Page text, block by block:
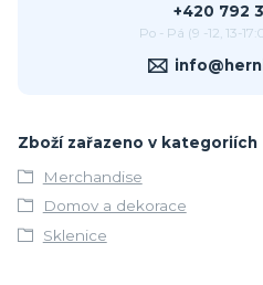
+420 792
Po - Pá (9 -12, 13-
Zboží zařazeno v kategoriích
Merchandise
Domov a dekorace
Sklenice